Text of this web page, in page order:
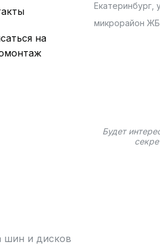
на
Екатеринбург,
микрорайон
Будет
шин и дисков